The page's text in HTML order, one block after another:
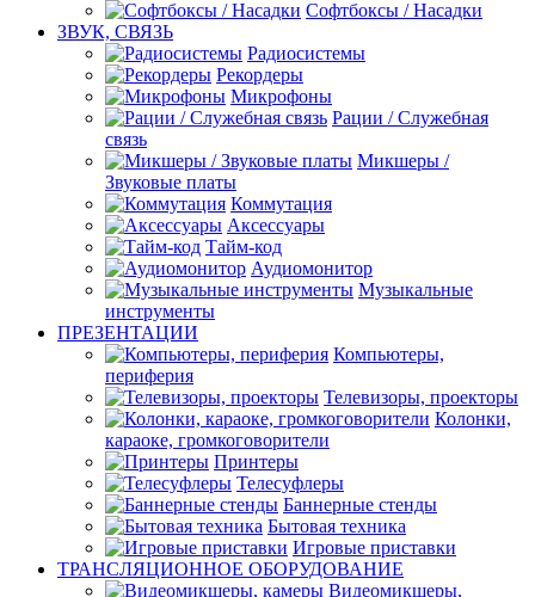
Софтбоксы / Насадки
ЗВУК, СВЯЗЬ
Радиосистемы
Рекордеры
Микрофоны
Рации / Служебная
связь
Микшеры /
Звуковые платы
Коммутация
Аксессуары
Тайм-код
Аудиомонитор
Музыкальные
инструменты
ПРЕЗЕНТАЦИИ
Компьютеры,
периферия
Телевизоры, проекторы
Колонки,
караоке, громкоговорители
Принтеры
Телесуфлеры
Баннерные стенды
Бытовая техника
Игровые приставки
ТРАНСЛЯЦИОННОЕ ОБОРУДОВАНИЕ
Видеомикшеры,